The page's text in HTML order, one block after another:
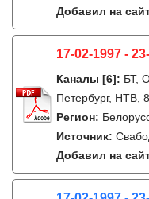
Добавил на
17-02-1997 -
Каналы [6]: БТ,
Петербург, НТВ,
Регион:
Источник:
Добавил на